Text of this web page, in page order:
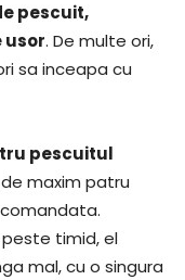
pescuit,
usor. De multe ori,
sa inceapa cu
pescuitul
maxim patru
timid, el
mal, cu o singura